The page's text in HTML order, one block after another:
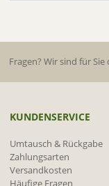
Fragen? Wir sind für Sie
KUNDENSERVICE
Umtausch & Rückgabe
Zahlungsarten
Versandkosten
Häufige Fragen